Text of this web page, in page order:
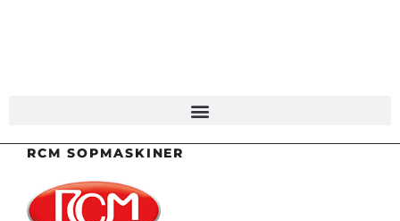
RCM SOPMASKINER